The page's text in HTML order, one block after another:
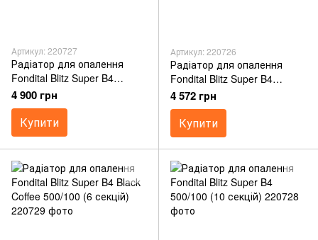
Артикул: 220727
Радіатор для опалення
Fondital Blitz Super B4
500/100 (8 секцій)
4 900 грн
Купити
Артикул: 220726
Радіатор для опалення
Fondital Blitz Super B4
500/100 (6 секцій)
4 572 грн
Купити